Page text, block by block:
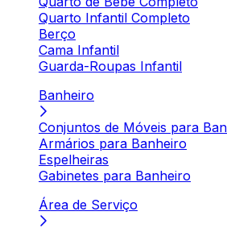
Quarto Infantil Completo
Berço
Cama Infantil
Guarda-Roupas Infantil
Banheiro
Conjuntos de Móveis para
Armários para Banheiro
Espelheiras
Gabinetes para Banheiro
Área de Serviço